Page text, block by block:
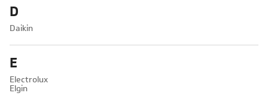
D
Daikin
E
Electrolux
Elgin